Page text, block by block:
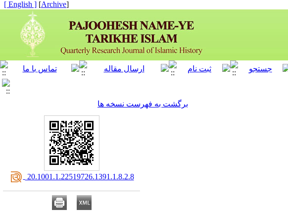
[
Archive
]
[ English ]
برگشت به فهرست نسخه ها
‎ 20.1001.1.22519726.1391.1.8.2.8